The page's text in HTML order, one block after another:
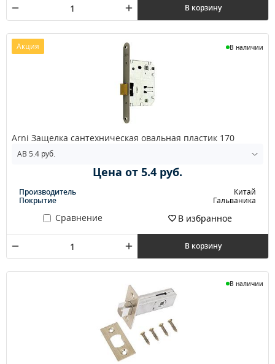
В корзину
Акция В наличии
Arni Защелка сантехническая овальная пластик 170
Цена от 5.4 руб.
Производитель
Китай
Покрытие
Гальваника
Сравнение В избранное
В корзину
В наличии